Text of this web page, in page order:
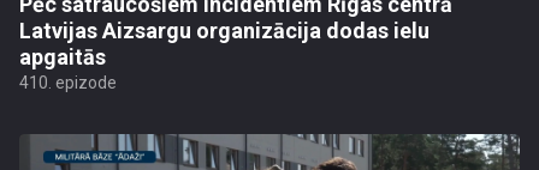
Latvijas Aizsargu organizācija dodas ielu
apgaitās
410. epizode